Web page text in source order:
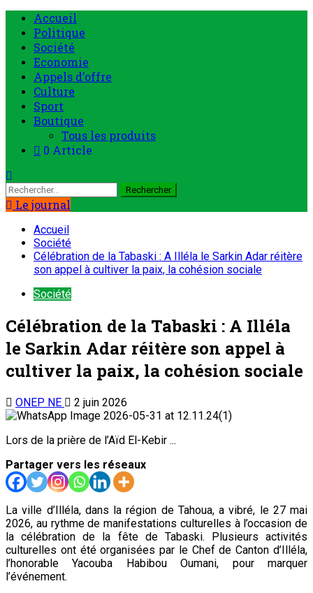
Accueil
Politique
Société
Economie
Appels d’offre
Culture
Sport
Boutique
Tous les produits
0 Article
Le journal
Accueil
Société
Célébration de la Tabaski : A Illéla le Sarkin Adar réitère
son appel à cultiver la paix, la cohésion sociale
Société
Célébration de la Tabaski : A Illéla
le Sarkin Adar réitère son appel à
cultiver la paix, la cohésion sociale
ONEP NE 2 juin 2026
Lors de la prière de l’Aïd El-Kebir ...
Partager vers les réseaux
La ville d’Illéla, dans la région de Tahoua, a vibré, le 27 mai
2026, au rythme de manifestations culturelles à l’occasion de
la célébration de la fête de Tabaski. Plusieurs activités
culturelles ont été organisées par le Chef de Canton d’Illéla,
l’honorable Yacouba Habibou Oumani, pour marquer
l’événement.